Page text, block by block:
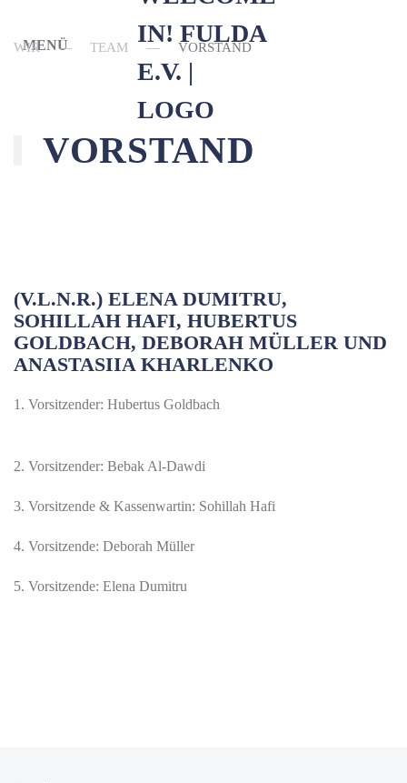
Skip to main content
MENÜ
WIR TEAM VORSTAND
VORSTAND
(V.L.N.R.) ELENA DUMITRU,
SOHILLAH HAFI, HUBERTUS
GOLDBACH, DEBORAH MÜLLER UND
ANASTASIIA KHARLENKO
1. Vorsitzender: Hubertus Goldbach
2. Vorsitzender: Bebak Al-Dawdi
3. Vorsitzende & Kassenwartin: Sohillah Hafi
4. Vorsitzende: Deborah Müller
5. Vorsitzende: Elena Dumitru